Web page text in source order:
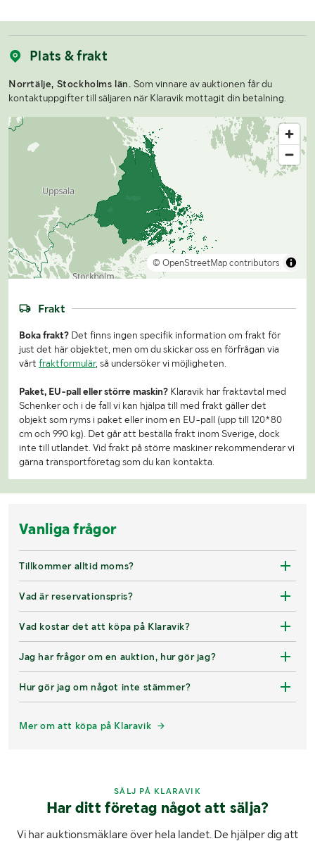
Plats & frakt
Norrtälje, Stockholms län. Som vinnare av auktionen får du
kontaktuppgifter till säljaren när Klaravik mottagit din betalning.
© OpenStreetMap contributors
Frakt
Boka frakt? Det finns ingen specifik information om frakt för
just det här objektet, men om du skickar oss en förfrågan via
vårt fraktformulär, så undersöker vi möjligheten.
Paket, EU-pall eller större maskin? Klaravik har fraktavtal med
Schenker och i de fall vi kan hjälpa till med frakt gäller det
objekt som ryms i paket eller inom en EU-pall (upp till 120*80
cm och 990 kg). Det går att beställa frakt inom Sverige, dock
inte till utlandet. Vid frakt på större maskiner rekommenderar vi
gärna transportföretag som du kan kontakta.
Vanliga frågor
Tillkommer alltid moms?
Vad är reservationspris?
Vad kostar det att köpa på Klaravik?
Jag har frågor om en auktion, hur gör jag?
Hur gör jag om något inte stämmer?
Mer om att köpa på Klaravik
SÄLJ PÅ KLARAVIK
Har ditt företag något att sälja?
Vi har auktionsmäklare över hela landet. De hjälper dig att